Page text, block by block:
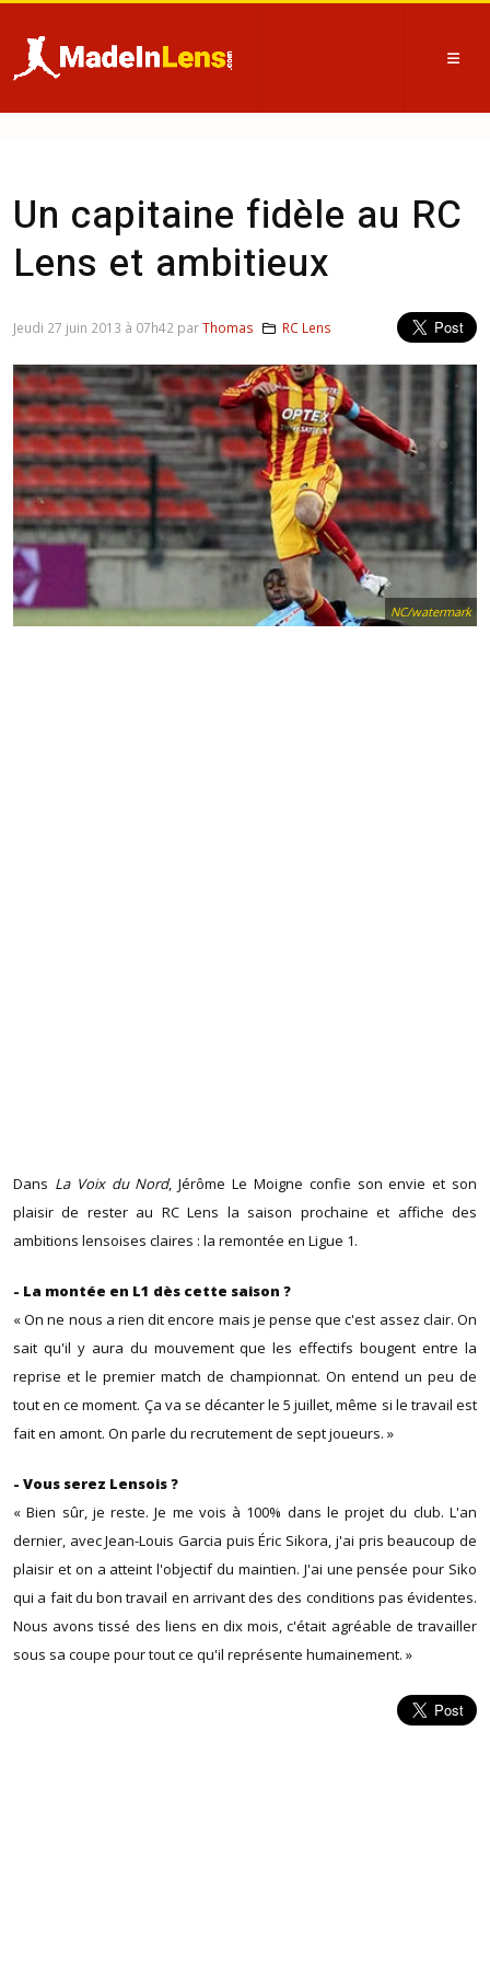
Un capitaine fidèle au RC
Lens et ambitieux
NC/watermark
Dans La Voix du Nord, Jérôme Le Moigne confie son envie et son
plaisir de rester au RC Lens la saison prochaine et affiche des
ambitions lensoises claires : la remontée en Ligue 1.
- La montée en L1 dès cette saison ?
« On ne nous a rien dit encore mais je pense que c'est assez clair. On
sait qu'il y aura du mouvement que les effectifs bougent entre la
reprise et le premier match de championnat. On entend un peu de
tout en ce moment. Ça va se décanter le 5 juillet, même si le travail est
fait en amont. On parle du recrutement de sept joueurs. »
- Vous serez Lensois ?
« Bien sûr, je reste. Je me vois à 100% dans le projet du club. L'an
dernier, avec Jean-Louis Garcia puis Éric Sikora, j'ai pris beaucoup de
plaisir et on a atteint l'objectif du maintien. J'ai une pensée pour Siko
qui a fait du bon travail en arrivant des des conditions pas évidentes.
Nous avons tissé des liens en dix mois, c'était agréable de travailler
sous sa coupe pour tout ce qu'il représente humainement. »
Jeudi 27 juin 2013 à 07h42 parThomas RC Lens